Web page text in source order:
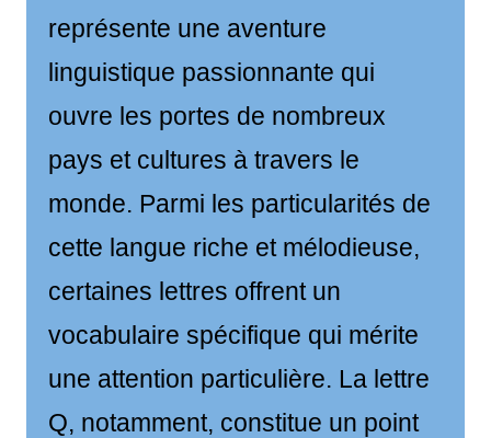
représente une aventure
linguistique passionnante qui
ouvre les portes de nombreux
pays et cultures à travers le
monde. Parmi les particularités de
cette langue riche et mélodieuse,
certaines lettres offrent un
vocabulaire spécifique qui mérite
une attention particulière. La lettre
Q, notamment, constitue un point